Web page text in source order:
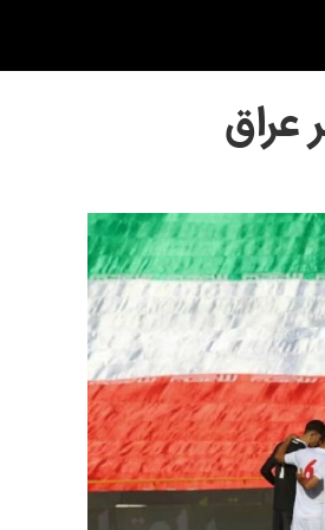
عراق